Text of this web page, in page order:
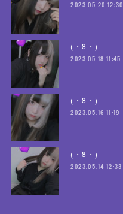
2023.05.20 12:30
(・8・)
2023.05.18 11:45
(・8・)
2023.05.16 11:19
(・8・)
2023.05.14 12:33